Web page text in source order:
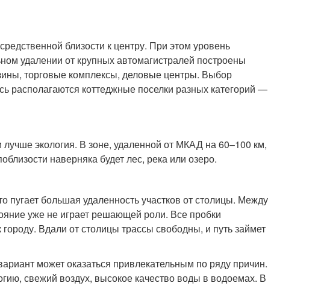
близости к центру. При этом уровень
удалении от крупных автомагистралей построены
торговые комплексы, деловые центры. Выбор
располагаются коттеджные поселки разных категорий —
экология. В зоне, удаленной от МКАД на 60–100 км,
наверняка будет лес, река или озеро.
большая удаленность участков от столицы. Между
уже не играет решающей роли. Все пробки
Вдали от столицы трассы свободны, и путь займет
может оказаться привлекательным по ряду причин.
свежий воздух, высокое качество воды в водоемах. В